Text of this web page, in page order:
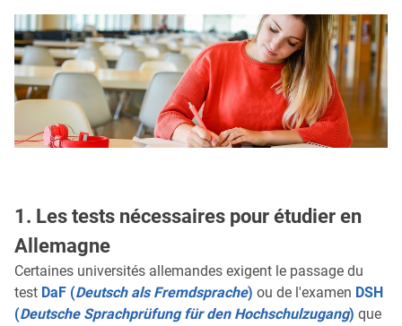
1. Les tests nécessaires pour étudier en
Allemagne
Certaines universités allemandes exigent le passage du
test DaF (Deutsch als Fremdsprache) ou de l'examen DSH
(Deutsche Sprachprüfung für den Hochschulzugang) que